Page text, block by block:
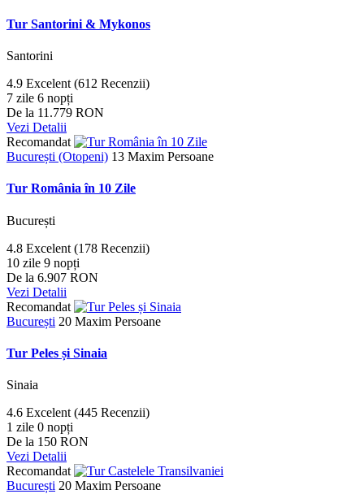
Tur Santorini & Mykonos
Santorini
4.9 Excelent (612 Recenzii)
7 zile 6 nopți
De la 11.779 RON
Vezi Detalii
Recomandat
București (Otopeni) 13 Maxim Persoane
Tur România în 10 Zile
București
4.8 Excelent (178 Recenzii)
10 zile 9 nopți
De la 6.907 RON
Vezi Detalii
Recomandat
București 20 Maxim Persoane
Tur Peles și Sinaia
Sinaia
4.6 Excelent (445 Recenzii)
1 zile 0 nopți
De la 150 RON
Vezi Detalii
Recomandat
București 20 Maxim Persoane